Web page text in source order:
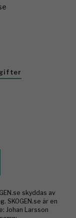
skyddas av
SKOGEN.se är en
Johan Larsson